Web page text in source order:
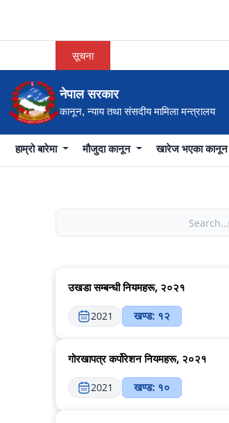
सूचना
नेपाल सरकार
कानून, न्याय तथा संसदीय मामिला मन्त्रालय
हाम्रो बारेमा मौजुदा कानून खारेज भएका कानून
उखडा सम्बन्धी नियमहरू, २०२१
2021 खण्ड: १२
गोरखापत्र कर्पोरेशन नियमहरू, २०२१
2021 खण्ड: १०